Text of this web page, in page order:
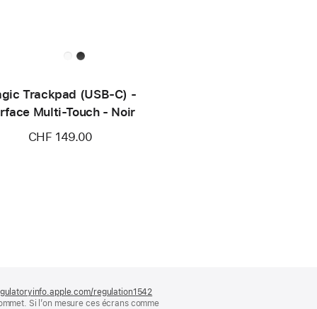
Trackpad (USB‑C) -
Multi-Touch - Noir
CHF 149.00
regulation1542
dans
Si l’on mesure ces écrans comme